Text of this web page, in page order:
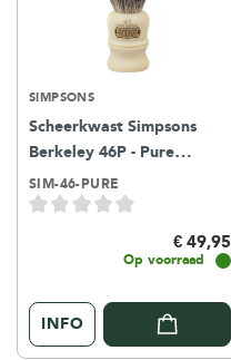
SIMPSONS
Scheerkwast Simpsons
Berkeley 46P - Pure
Badger - ivoor
SIM-46-PURE
€ 49,95
Op voorraad
INFO